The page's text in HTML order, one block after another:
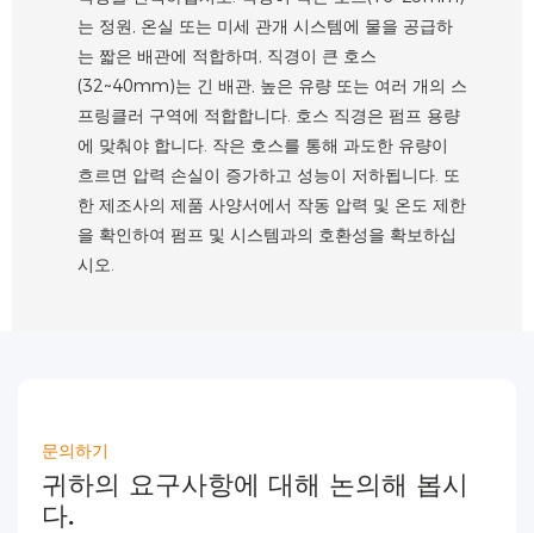
는 정원, 온실 또는 미세 관개 시스템에 물을 공급하
는 짧은 배관에 적합하며, 직경이 큰 호스
(32~40mm)는 긴 배관, 높은 유량 또는 여러 개의 스
프링클러 구역에 적합합니다. 호스 직경은 펌프 용량
에 맞춰야 합니다. 작은 호스를 통해 과도한 유량이
흐르면 ​​압력 손실이 증가하고 성능이 저하됩니다. 또
한 제조사의 제품 사양서에서 작동 압력 및 온도 제한
을 확인하여 펌프 및 시스템과의 호환성을 확보하십
시오.
문의하기
귀하의 요구사항에 대해 논의해 봅시
다.